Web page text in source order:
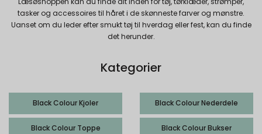
tasker og accessoires til håret i de skønneste farver og mønstre.
Uanset om du leder efter smukt tøj til hverdag eller fest, kan du finde
det herunder.
Kategorier
Black Colour Kjoler Black Colour Nederdele
Black Colour Toppe Black Colour Bukser